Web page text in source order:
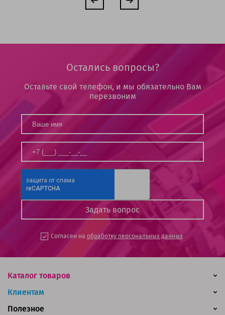
Остались вопросы?
Оставьте свой телефон, и мы обязательно Вам
перезвоним
Согласен на обработку персональных данных
Каталог товаров
Клиентам
Полезное